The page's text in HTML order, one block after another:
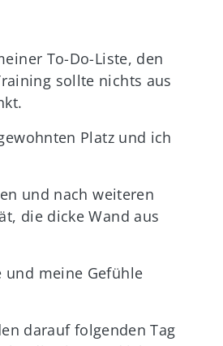
To-Do-Liste, den
sollte nichts aus
Platz und ich
und nach weiteren
die dicke Wand aus
und meine Gefühle
darauf folgenden Tag